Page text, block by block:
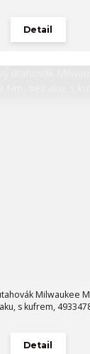
Detail
Milwaukee
s kufrem,
Detail